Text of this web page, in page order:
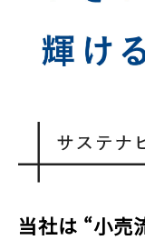
当社は “小売